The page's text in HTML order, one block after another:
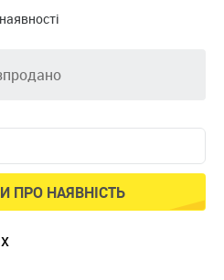
ПРО НАЯВНІСТЬ